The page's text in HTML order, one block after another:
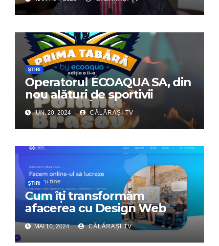
ȘTIRI
Operatorul ECOAQUA SA, din
nou alături de sportivii
călărășeni. Începe „Prima
Tabără”!
IUN. 20, 2024 CĂLĂRAȘI TV
ȘTIRI
Cum îți transformăm
afacerea cu Design Web
Interactiv – Partenerul tău
digital de încredere
MAI 10, 2024 CĂLĂRAȘI TV